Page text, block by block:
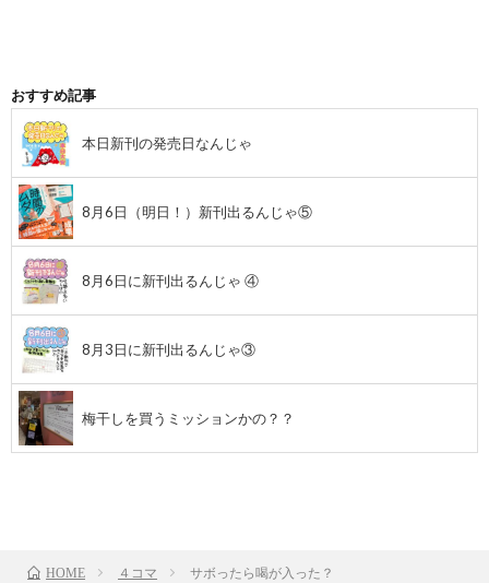
おすすめ記事
本日新刊の発売日なんじゃ
8月6日（明日！）新刊出るんじゃ⑤
8月6日に新刊出るんじゃ ④
8月3日に新刊出るんじゃ③
梅干しを買うミッションかの？？
HOME ４コマ サボったら喝が入った？